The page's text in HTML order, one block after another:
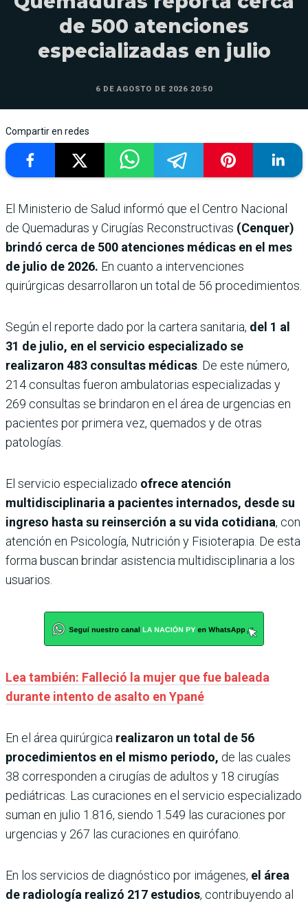
de 500 atenciones
especializadas en julio
6 DE AGOSTO DE 2026 20:50
Compartir en redes
El Ministerio de Salud informó que el Centro Nacional
de Quemaduras y Cirugías Reconstructivas (Cenquer)
brindó cerca de 500 atenciones médicas en el mes
de julio de 2026. En cuanto a intervenciones
quirúrgicas desarrollaron un total de 56 procedimientos.
Según el reporte dado por la cartera sanitaria, del 1 al
31 de julio, en el servicio especializado se
realizaron 483 consultas médicas . De este número,
214 consultas fueron ambulatorias especializadas y
269 consultas se brindaron en el área de urgencias en
pacientes por primera vez, quemados y de otras
patologías.
El servicio especializado ofrece atención
multidisciplinaria a pacientes internados, desde su
ingreso hasta su reinserción a su vida cotidiana, con
atención en Psicología, Nutrición y Fisioterapia. De esta
forma buscan brindar asistencia multidisciplinaria a los
usuarios.
Lea también: Falleció la mujer que fue baleada
durante intento de asalto en Ypané
En el área quirúrgica realizaron un total de 56
procedimientos en el mismo periodo, de las cuales
38 corresponden a cirugías de adultos y 18 cirugías
pediátricas. Las curaciones en el servicio especializado
suman en julio 1.816, siendo 1.549 las curaciones por
urgencias y 267 las curaciones en quirófano.
En los servicios de diagnóstico por imágenes, el área
de radiología realizó 217 estudios, contribuyendo al